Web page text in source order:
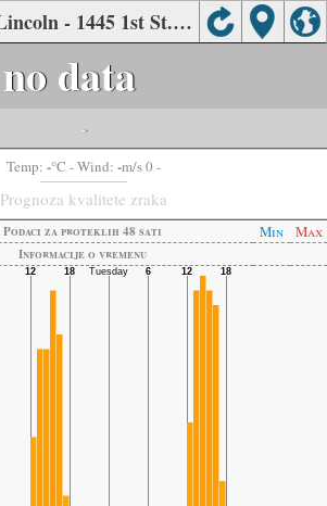
Kvalitet zraka za Lincoln - 1445 1st St., Placer, California
no data
-
Temp: -°C - Wind: -m/s 0 -
Prognoza kvalitete zraka
Podaci za proteklih 48 sati Min
Max
Informacije o vremenu